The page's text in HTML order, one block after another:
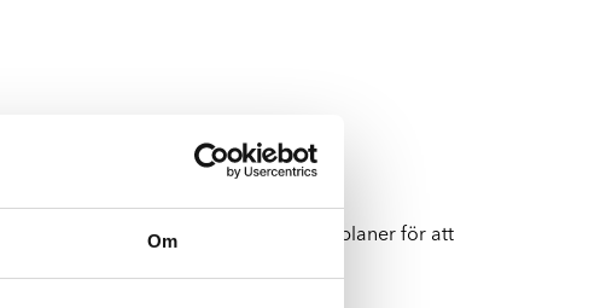
Om
verksamhetsmål och handlingsplaner för att
World Resources Institute (WRI),